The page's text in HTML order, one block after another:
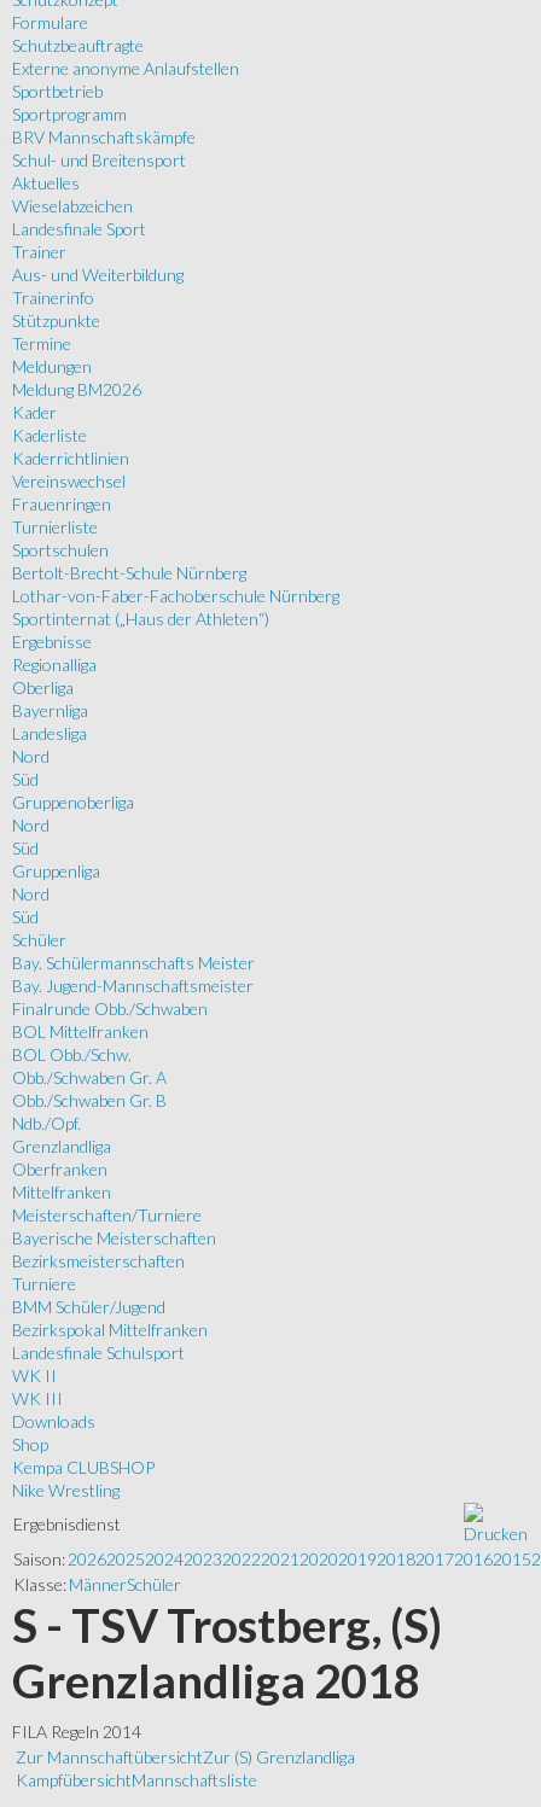
Formulare
Schutzbeauftragte
Externe anonyme Anlaufstellen
Sportbetrieb
Sportprogramm
BRV Mannschaftskämpfe
Schul- und Breitensport
Aktuelles
Wieselabzeichen
Landesfinale Sport
Trainer
Aus- und Weiterbildung
Trainerinfo
Stützpunkte
Termine
Meldungen
Meldung BM2026
Kader
Kaderliste
Kaderrichtlinien
Vereinswechsel
Frauenringen
Turnierliste
Sportschulen
Bertolt-Brecht-Schule Nürnberg
Lothar-von-Faber-Fachoberschule Nürnberg
Sportinternat („Haus der Athleten“)
Ergebnisse
Regionalliga
Oberliga
Bayernliga
Landesliga
Nord
Süd
Gruppenoberliga
Nord
Süd
Gruppenliga
Nord
Süd
Schüler
Bay. Schülermannschafts Meister
Bay. Jugend-Mannschaftsmeister
Finalrunde Obb./Schwaben
BOL Mittelfranken
BOL Obb./Schw.
Obb./Schwaben Gr. A
Obb./Schwaben Gr. B
Ndb./Opf.
Grenzlandliga
Oberfranken
Mittelfranken
Meisterschaften/Turniere
Bayerische Meisterschaften
Bezirksmeisterschaften
Turniere
BMM Schüler/Jugend
Bezirkspokal Mittelfranken
Landesfinale Schulsport
WK II
WK III
Downloads
Shop
Kempa CLUBSHOP
Nike Wrestling
Ergebnisdienst
Saison:202620252024202320222021 202020192018201720162015
Klasse:MännerSchüler
S - TSV Trostberg, (S)
Grenzlandliga 2018
FILA Regeln 2014
Zur MannschaftübersichtZur (S) Grenzlandliga
KampfübersichtMannschaftsliste